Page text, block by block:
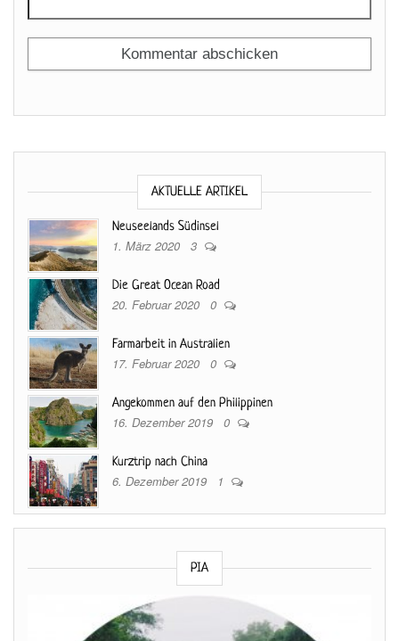
AKTUELLE ARTIKEL
Neuseelands Südinsel
1. März 2020 3
Die Great Ocean Road
20. Februar 2020 0
Farmarbeit in Australien
17. Februar 2020 0
Angekommen auf den Philippinen
16. Dezember 2019 0
Kurztrip nach China
6. Dezember 2019 1
PIA